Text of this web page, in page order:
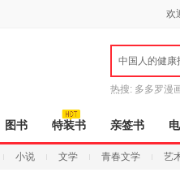
欢
中国人的健康
热搜: 多多罗漫
图书 特装书 亲签书
小说 文学 青春文学 艺